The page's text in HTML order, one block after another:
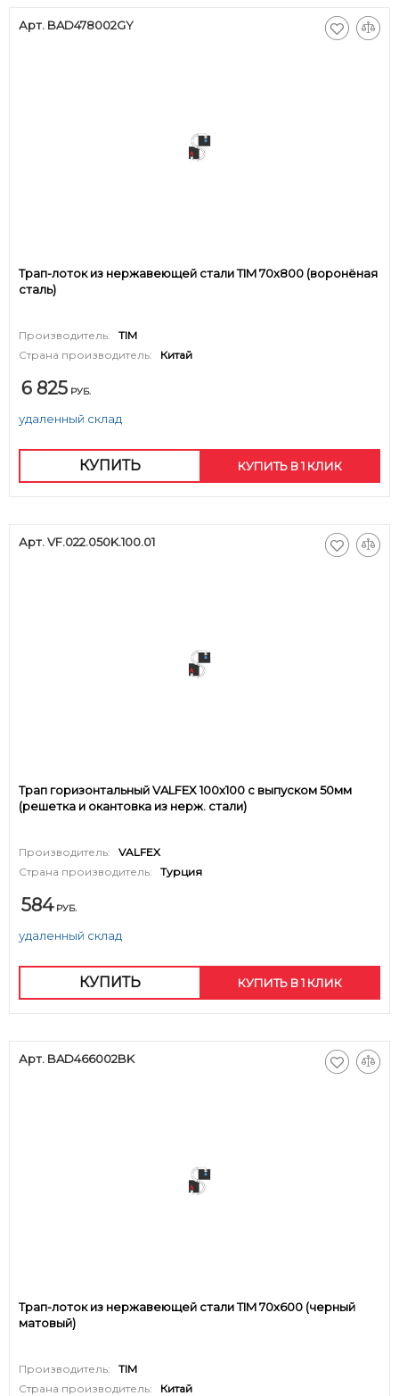
Арт. BAD478002GY
Трап-лоток из нержавеющей стали TIM 70х800 (воронёная
сталь)
Производитель:
TIM
Страна производитель:
Китай
6 825 РУБ.
удаленный склад
КУПИТЬ КУПИТЬ В 1 КЛИК
Арт. VF.022.050K.100.01
Трап горизонтальный VALFEX 100х100 с выпуском 50мм
(решетка и окантовка из нерж. стали)
Производитель:
VALFEX
Страна производитель:
Турция
584 РУБ.
удаленный склад
КУПИТЬ КУПИТЬ В 1 КЛИК
Арт. BAD466002BK
Трап-лоток из нержавеющей стали TIM 70х600 (черный
матовый)
Производитель:
TIM
Страна производитель:
Китай